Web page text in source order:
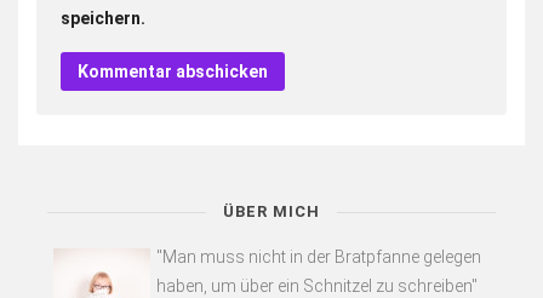
speichern.
ÜBER MICH
"Man muss nicht in der Bratpfanne gelegen
haben, um über ein Schnitzel zu schreiben"